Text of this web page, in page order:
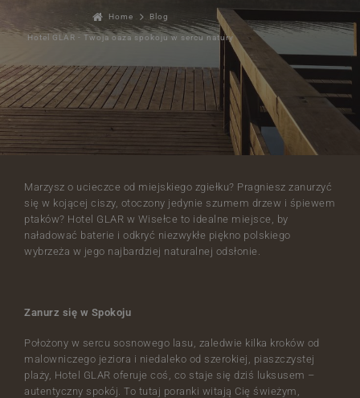
Home Blog
Hotel GLAR - Twoja oaza spokoju w sercu natury
Marzysz o ucieczce od miejskiego zgiełku? Pragniesz zanurzyć
się w kojącej ciszy, otoczony jedynie szumem drzew i śpiewem
ptaków? Hotel GLAR w Wisełce to idealne miejsce, by
naładować baterie i odkryć niezwykłe piękno polskiego
wybrzeża w jego najbardziej naturalnej odsłonie.
Zanurz się w Spokoju
Położony w sercu sosnowego lasu, zaledwie kilka kroków od
malowniczego jeziora i niedaleko od szerokiej, piaszczystej
plaży, Hotel GLAR oferuje coś, co staje się dziś luksusem –
autentyczny spokój. To tutaj poranki witają Cię świeżym,